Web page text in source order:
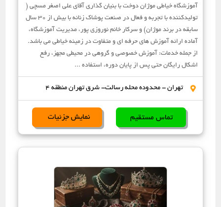
آموزشگاه خیاطی موژان دوخت با بنیان گذاری آقای علی اصغر مسچی (
تولیدکننده با تجربه و فعال در صنعت پوشاک زنانه با بیش از ۳۰ سال
سابقه در برند موژان) و سرکار خانم نوروزی پور، مدیریت آموزشگاه،
آماده ارائه آموزش های حرفه ای و متفاوت در زمینه خیاطی می باشد.
از جمله خدمات: آموزش خصوصی و گروهی در محیطی مجهز، رفع
اشکال رایگان حتی پس از پایان دوره، استفاده ...
تهران - محدوده محله رسالت- شرق تهران منطقه 4
نمایش جزئیات